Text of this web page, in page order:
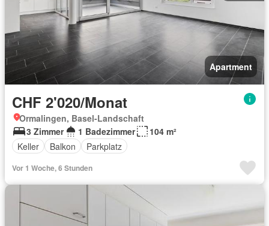
Apartment
CHF 2'020/Monat
Ormalingen, Basel-Landschaft
3 Zimmer
1 Badezimmer
104 m²
Keller
Balkon Parkplatz
Vor 1 Woche, 6 Stunden